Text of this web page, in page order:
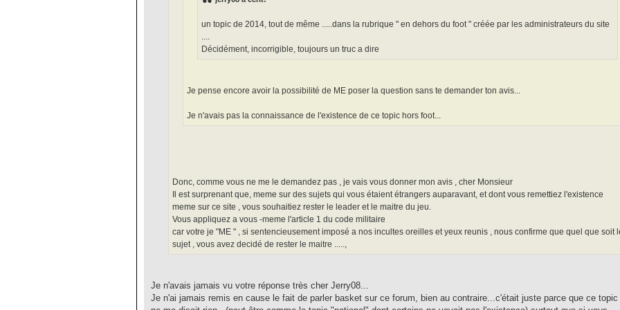
un topic de 2014, tout de même .....dans la rubrique " en dehors du foot " créée par les administrateurs du site
Décidément, incorrigible, toujours un truc a dire
Je pense encore avoir la possibilité de ME poser la question sans te demander ton avis...
Je n'avais pas la connaissance de l'existence de ce topic hors foot...
Donc, comme vous ne me le demandez pas , je vais vous donner mon avis , cher Monsieur
Il est surprenant que, meme sur des sujets qui vous étaient étrangers auparavant, et dont vous remettiez l'existence
meme sur ce site , vous souhaitiez rester le leader et le maitre du jeu.
Vous appliquez a vous -meme l'article 1 du code militaire
car votre je "ME " , si sentencieusement imposé a nos incultes oreilles et yeux reunis , nous confirme que quel que soit
sujet , vous avez decidé de rester le maitre .....,
Je n'avais jamais vu votre réponse très cher Jerry08...
Je n'ai jamais remis en cause le fait de parler basket sur ce forum, bien au contraire...c'était juste parce que ce topic